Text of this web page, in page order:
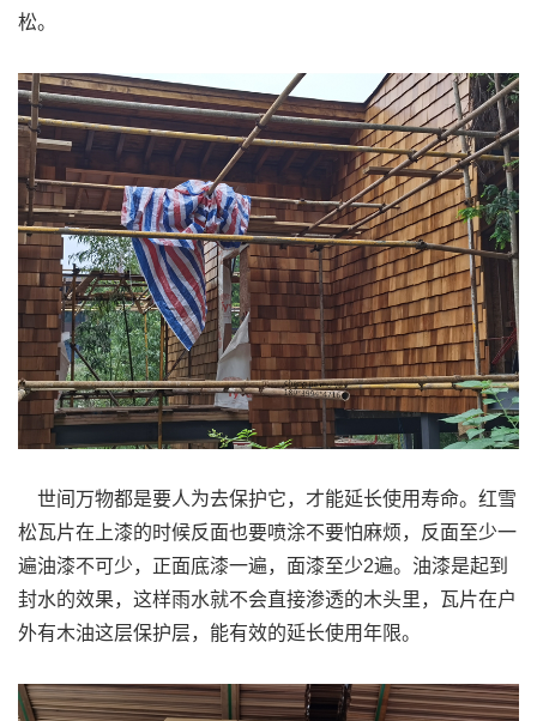
松。
世间万物都是要人为去保护它，才能延长使用寿命。红雪
松瓦片在上漆的时候反面也要喷涂不要怕麻烦，反面至少一
遍油漆不可少，正面底漆一遍，面漆至少2遍。油漆是起到
封水的效果，这样雨水就不会直接渗透的木头里，瓦片在户
外有木油这层保护层，能有效的延长使用年限。